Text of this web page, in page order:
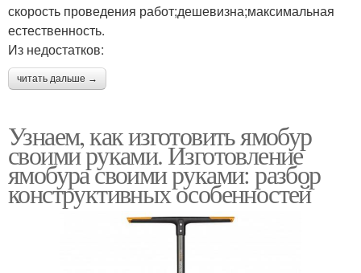
скорость проведения работ;дешевизна;максимальная
естественность.
Из недостатков:
читать дальше →
Узнаем, как изготовить ямобур
своими руками. Изготовление
ямобура своими руками: разбор
конструктивных особенностей